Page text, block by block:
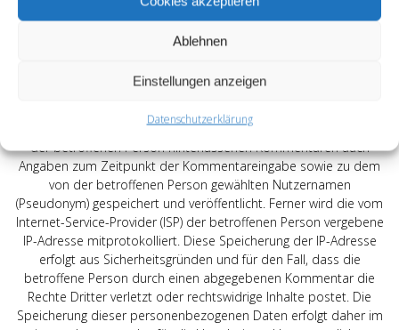
Ablehnen
Einstellungen anzeigen
Datenschutzerklärung
eine oder mehrere Personen, die Blogger oder Web-Blogger
genannt werden, Artikel posten oder Gedanken in sogenannten
Regel von Dritten kommentiert werden.
Hinterlässt eine betroffene Person einen Kommentar in dem auf
dieser Internetseite veröffentlichten Blog, werden neben den von
der betroffenen Person hinterlassenen Kommentaren auch
Angaben zum Zeitpunkt der Kommentareingabe sowie zu dem
von der betroffenen Person gewählten Nutzernamen
(Pseudonym) gespeichert und veröffentlicht. Ferner wird die vom
Internet-Service-Provider (ISP) der betroffenen Person vergebene
IP-Adresse mitprotokolliert. Diese Speicherung der IP-Adresse
erfolgt aus Sicherheitsgründen und für den Fall, dass die
betroffene Person durch einen abgegebenen Kommentar die
Rechte Dritter verletzt oder rechtswidrige Inhalte postet. Die
Speicherung dieser personenbezogenen Daten erfolgt daher im